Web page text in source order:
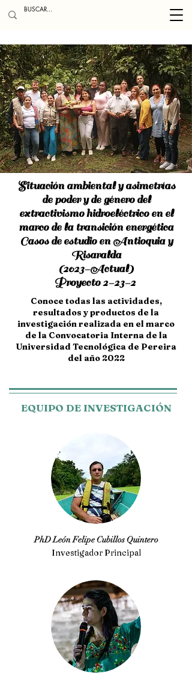
Situación ambiental y asimetrías
de poder y de género del
extractivismo hidroeléctrico en el
marco de la transición energética
Casos de estudio en Antioquia y
Risaralda
(2023-Actual)
Proyecto 2-23-2
Conoce todas las actividades,
resultados y productos de la
investigación realizada en el marco
de la Convocatoria Interna de la
Universidad Tecnológica de Pereira
del año 2022
EQUIPO DE INVESTIGACIÓN
PhD León Felipe Cubillos Quintero
Investigador Principal